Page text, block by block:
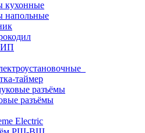
кухонные
напольные
таймер
разъёмы
разъёмы
Electric